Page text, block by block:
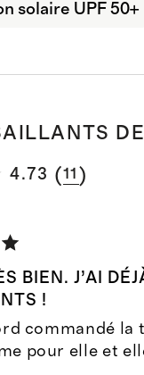
solaire UPF 50+
DE
4.73 (11 )
BIEN. J’AI
!
commandé
pour elle et